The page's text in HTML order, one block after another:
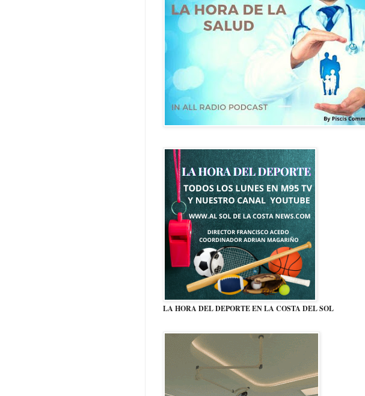
LA HORA DEL DEPORTE EN LA COSTA DEL SOL